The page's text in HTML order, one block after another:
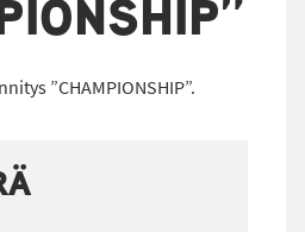
”CHAMPIONSHIP”.